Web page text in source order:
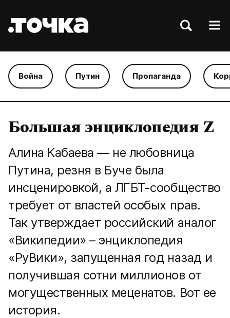
Война Путин Пропаганда
Большая энциклопедия Z
Алина Кабаева — не любовница
Путина, резня в Буче была
инсценировкой, а ЛГБТ-сообщество
требует от властей особых прав.
Так утверждает российский аналог
«Википедии» – энциклопедия
«РуВики», запущенная год назад и
получившая сотни миллионов от
могущественных меценатов. Вот ее
история.